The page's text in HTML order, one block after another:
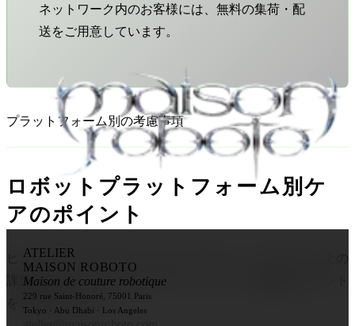
ネットワーク内のお客様には、無料の集荷・配
送をご用意しています。
プラットフォーム別の考慮事項
ロボットプラットフォーム別ケ
アのポイント
ヒューマノイドプラットフォームごとに、メンテナンス上の
課題は異なります。以下のプラットフォーム固有のポイント
をご参照ください。
ATELIER
MAISON ROBOTO
Maison de couture robotique
229 rue Saint-Honoré, 75001 Paris
Tokyo · Abu Dhabi · Los Angeles